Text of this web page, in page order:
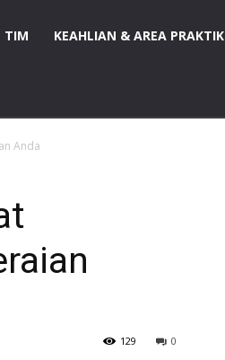
TIM KEAHLIAN & AREA PRAKTIK
Anda
0
129